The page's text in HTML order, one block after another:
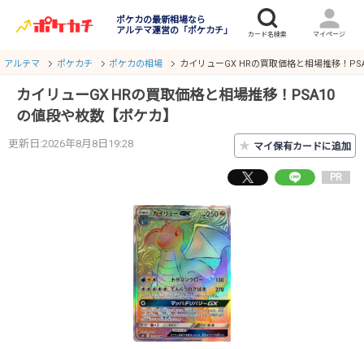
ポケカの最新相場なら
アルテマ運営の「ポケカチ」
アルテマ ポケカチ ポケカの相場 カイリューGX HRの買取価格と相場推移！
カイリューGX HRの買取価格と相場推移！PSA10
の値段や枚数【ポケカ】
更新日:2026年8月8日19:28 ★ マイ保有カードに追加
PR